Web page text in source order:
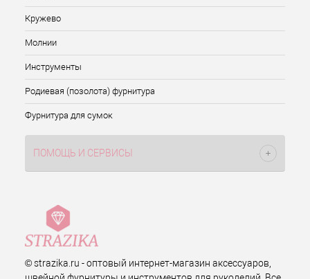
Кружево
Молнии
Инструменты
Родиевая (позолота) фурнитура
Фурнитура для сумок
ПОМОЩЬ И СЕРВИСЫ
© strazika.ru - оптовый интернет-магазин аксессуаров,